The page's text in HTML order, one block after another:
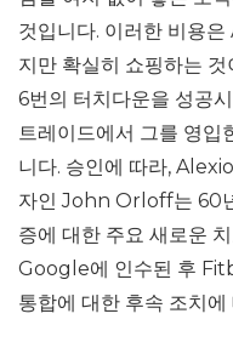
것입니다. 이러한 비용
지만 확실히 쇼핑하는
6번의 터치다운을 성공
트레이드에서 그를 영입
니다. 승인에 따라,
자인 John Orloff는 60
증에 대한 주요 새로운
Google에 인수된 후
통합에 대한 후속 조치